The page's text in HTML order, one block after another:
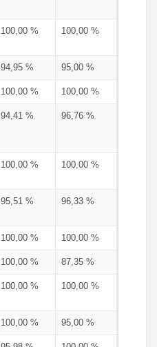
100,00 % 100,00 %
94,95 % 95,00 %
100,00 % 100,00 %
94,41 % 96,76 %
100,00 % 100,00 %
95,51 % 96,33 %
100,00 % 100,00 %
100,00 % 87,35 %
100,00 % 100,00 %
100,00 % 95,00 %